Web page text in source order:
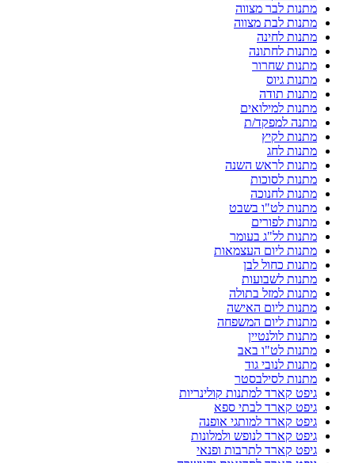
מתנות לבר מצווה
מתנות לבת מצווה
מתנות לחינה
מתנות לחתונה
מתנות שחרור
מתנות גיוס
מתנות תודה
מתנות למילואים
מתנה למפקד/ת
מתנות לקיץ
מתנות לחג
מתנות לראש השנה
מתנות לסוכות
מתנות לחנוכה
מתנות לט"ו בשבט
מתנות לפורים
מתנות לל"ג בעומר
מתנות ליום העצמאות
מתנות כחול לבן
מתנות לשבועות
מתנות למזל בתולה
מתנות ליום האישה
מתנות ליום המשפחה
מתנות לולנטיין
מתנות לט"ו באב
מתנות לנובי גוד
מתנות לסילבסטר
גיפט קארד למתנות קולינריות
גיפט קארד לבתי ספא
גיפט קארד למותגי אופנה
גיפט קארד לנופש ולמלונות
גיפט קארד לתרבות ופנאי